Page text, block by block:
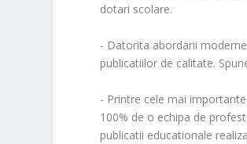
dotari scolare.
- Datorita abordarii
publicatiilor de calitate.
- Printre cele mai
100% de o echipa de
publicatii educationale